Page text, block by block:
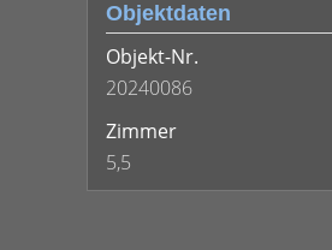
Objektdaten
Objekt-Nr.
20240086
Zimmer
5,5